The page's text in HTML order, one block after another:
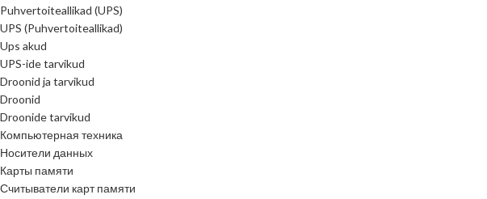
Puhvertoiteallikad (UPS)
UPS (Puhvertoiteallikad)
Ups akud
UPS-ide tarvikud
Droonid ja tarvikud
Droonid
Droonide tarvikud
Компьютерная техника
Носители данных
Карты памяти
Считыватели карт памяти